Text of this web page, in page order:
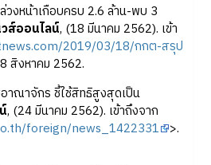
วงหน้าเกือบครบ 2.6 ล้าน-พบ 3
ส์ออนไลน์, (18 มีนาคม 2562). เข้า
2019/03/18/กกต-สรุป
สิงหาคม 2562.
าณาจักร ชี้ใช้สิทธิสูงสุดเป็น
, (24 มีนาคม 2562). เข้าถึงจาก
foreign/news_1422331
>.